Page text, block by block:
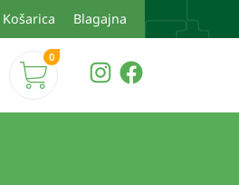
Košarica Blagajna
0